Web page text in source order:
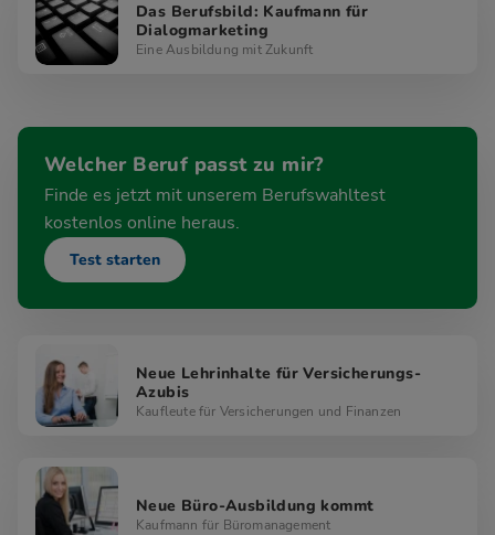
Das Berufsbild: Kaufmann für
Dialogmarketing
Eine Ausbildung mit Zukunft
Welcher Beruf passt zu mir?
Finde es jetzt mit unserem Berufswahltest
kostenlos online heraus.
Test starten
Neue Lehrinhalte für Versicherungs-
Azubis
Kaufleute für Versicherungen und Finanzen
Neue Büro-Ausbildung kommt
Kaufmann für Büromanagement